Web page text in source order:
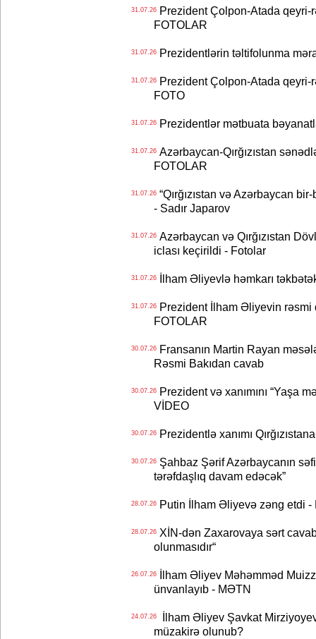
31.07.26Prezident Çolpon-Atada qeyri-
FOTOLAR
31.07.26Prezidentlərin təltifolunma
31.07.26Prezident Çolpon-Atada qeyri-
FOTO
31.07.26Prezidentlər mətbuata
31.07.26Azərbaycan-Qırğızıstan
FOTOLAR
31.07.26“Qırğızıstan və Azərbaycan
- Sadır Japarov
31.07.26Azərbaycan və Qırğızıstan
iclası keçirildi - Fotolar
31.07.26İlham Əliyevlə həmkarı
31.07.26Prezident İlham Əliyevin rəsmi
FOTOLAR
30.07.26Fransanın Martin Rayan
Rəsmi Bakıdan cavab
30.07.26Prezident və xanımını “Yaşa
VİDEO
30.07.26Prezidentlə xanımı
30.07.26Şahbaz Şərif Azərbaycanın
tərəfdaşlıq davam edəcək”
28.07.26Putin İlham Əliyevə zəng etdi -
28.07.26XİN-dən Zaxarovaya sərt
olunmasıdır“
26.07.26İlham Əliyev Məhəmməd
ünvanlayıb - MƏTN
24.07.26İlham Əliyev Şavkat
müzakirə olunub?